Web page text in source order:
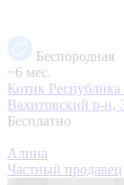
Беспородная
~6 мес.
Котик Республика
Вахитовский р-н,
Бесплатно
Алина
Частный продавец